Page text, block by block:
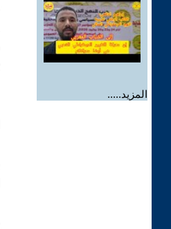
المزيد.....